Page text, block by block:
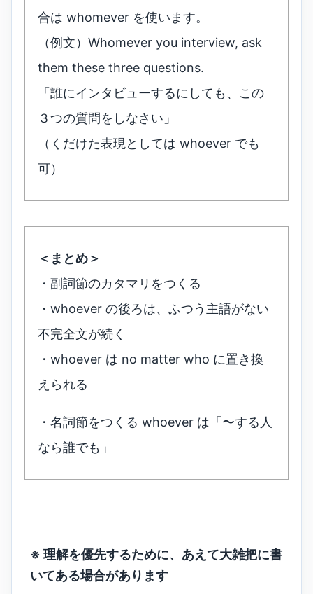
合は whomever を使います。
（例文）Whomever you interview, ask
them these three questions.
「誰にインタビューするにしても、この
３つの質問をしなさい」
（くだけた表現としては whoever でも
可）
＜まとめ＞
・副詞節のカタマリをつくる
・whoever の後ろは、ふつう主語がない
不完全文が続く
・whoever は no matter who に置き換
えられる
・名詞節をつくる whoever は「〜する人
なら誰でも」
※ 理解を優先するために、あえて大雑把に書
いてある場合があります